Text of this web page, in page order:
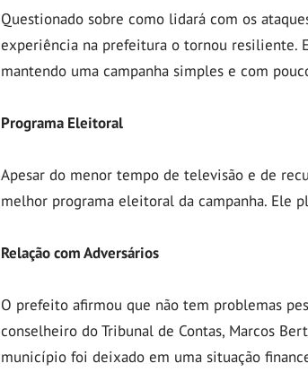
Questionado sobre como lidará com os
experiência na prefeitura o tornou resiliente.
mantendo uma campanha simples e com
Programa Eleitoral
Apesar do menor tempo de televisão e de
melhor programa eleitoral da campanha. Ele
Relação com Adversários
O prefeito afirmou que não tem problemas
conselheiro do Tribunal de Contas, Marcos
município foi deixado em uma situação